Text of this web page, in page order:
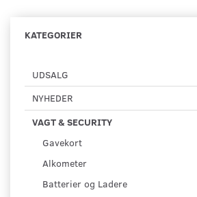
KATEGORIER
UDSALG
NYHEDER
VAGT & SECURITY
Gavekort
Alkometer
Batterier og Ladere